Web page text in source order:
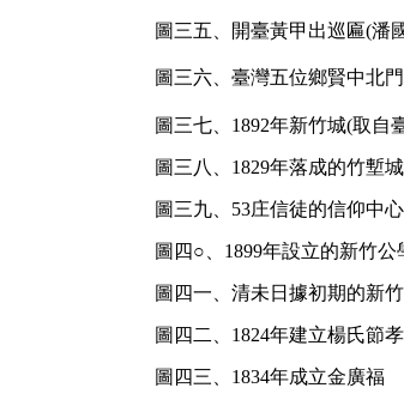
圖三五、開臺黃甲出巡匾(潘
圖三六、臺灣五位鄉賢中北
圖三七、1892年新竹城(取自
圖三八、1829年落成的竹塹
圖三九、53庄信徒的信仰中
圖四○、1899年設立的新竹公
圖四一、清未日據初期的新
圖四二、1824年建立楊氏節
圖四三、1834年成立金廣福